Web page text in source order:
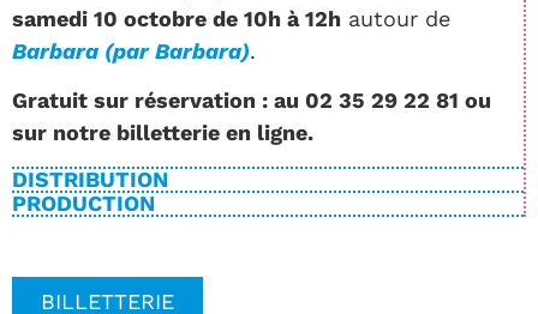
samedi 10 octobre de 10h à 12h autour de
Barbara (par Barbara).
Gratuit sur réservation : au 02 35 29 22 81 ou
sur notre billetterie en ligne.
DISTRIBUTION
PRODUCTION
BILLETTERIE